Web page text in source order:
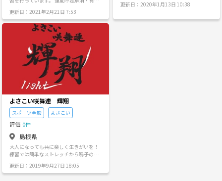
験・年齢・性別全く不問です。 30代を超
え無経験から始めた人がほとんどです。
自由で奥深い柔術の世界を体験してみま
せんか？ 入会金不要で参加費1回300円、
見学・体験随時OKです。 新規入会された
方に白帯とオリジナルパッチ1枚進呈しま
更新日：2021年2月21日 7:53
更新日：2020年1月13日 10:38
よさこい咲舞連 輝翔
スポーツ全般 よさこい
評価 0件
島根県
大人になっても共に楽しく生きがいを！
練習では簡単なストレッチから鳴子の鳴
伝授します 様々なイベントにも参加しま
すょ 大きなお祭りから施設や地区のイベ
更新日：2019年9月27日 18:05